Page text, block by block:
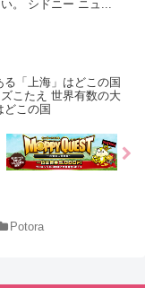
。 シドニー ニュ...
「上海」はどこの国
こたえ 世界有数の大
どこの国
Potora